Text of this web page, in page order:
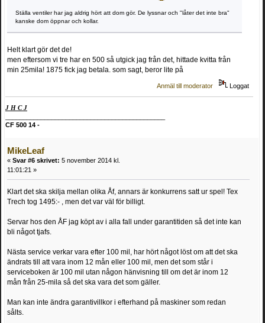
Ställa ventiler har jag aldrig hört att dom gör. De lyssnar och "låter det inte bra"
kanske dom öppnar och kollar.
Helt klart gör det de!
men eftersom vi tre har en 500 så utgick jag från det, hittade kvitta från
min 25mila! 1875 fick jag betala. som sagt, beror lite på
Anmäl till moderator Loggat
J H C J
CF 500 14 -
MikeLeaf
« Svar #6 skrivet: 5 november 2014 kl.
11:01:21 »
Klart det ska skilja mellan olika Åf, annars är konkurrens satt ur spel! Tex
Trech tog 1495:- , men det var väl för billigt.
Servar hos den ÅF jag köpt av i alla fall under garantitiden så det inte kan
bli något tjafs.
Nästa service verkar vara efter 100 mil, har hört något löst om att det ska
ändrats till att vara inom 12 mån eller 100 mil, men det som står i
serviceboken är 100 mil utan någon hänvisning till om det är inom 12
mån från 25-mila så det ska vara det som gäller.
Man kan inte ändra garantivillkor i efterhand på maskiner som redan
sålts.